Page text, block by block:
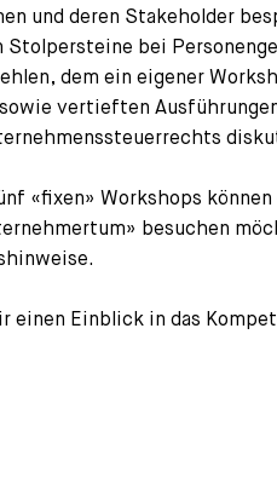
und deren Stakeholder
bei
dem ein eigener
vertieften
«fixen» Workshops
besuchen
einen Einblick in das